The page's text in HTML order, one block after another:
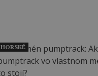
HORSKÉ